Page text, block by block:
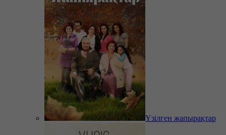
Үзілген жапырақтар